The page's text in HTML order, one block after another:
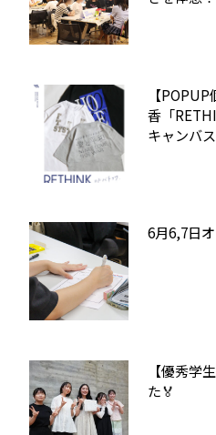
【
香「
キャンバ
6月6,7日
【優秀学
た🏅